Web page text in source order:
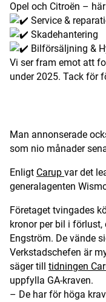
Opel och Citroën –
Service &
Skadehantering
Bilförsäljning &
Vi ser fram emot att
under 2025. Tack för
Man annonserade
som nio månader
Enligt Carup var det
generalagenten
Företaget tvingades
kronor per bil i
Engström. De vände
Verkstadschefen är
säger till tidningen
uppfylla GA-kraven.
– De har för höga